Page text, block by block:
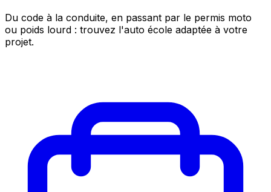
Du code à la conduite, en passant par le permis moto
ou poids lourd : trouvez l'auto école adaptée à votre
projet.